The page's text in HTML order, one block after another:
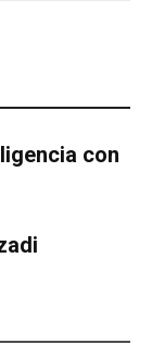
con